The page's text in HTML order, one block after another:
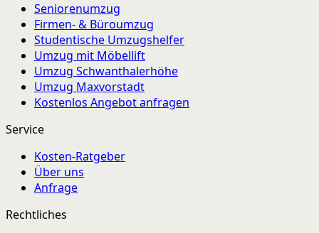
Seniorenumzug
Firmen- & Büroumzug
Studentische Umzugshelfer
Umzug mit Möbellift
Umzug Schwanthalerhöhe
Umzug Maxvorstadt
Kostenlos Angebot anfragen
Service
Kosten-Ratgeber
Über uns
Anfrage
Rechtliches